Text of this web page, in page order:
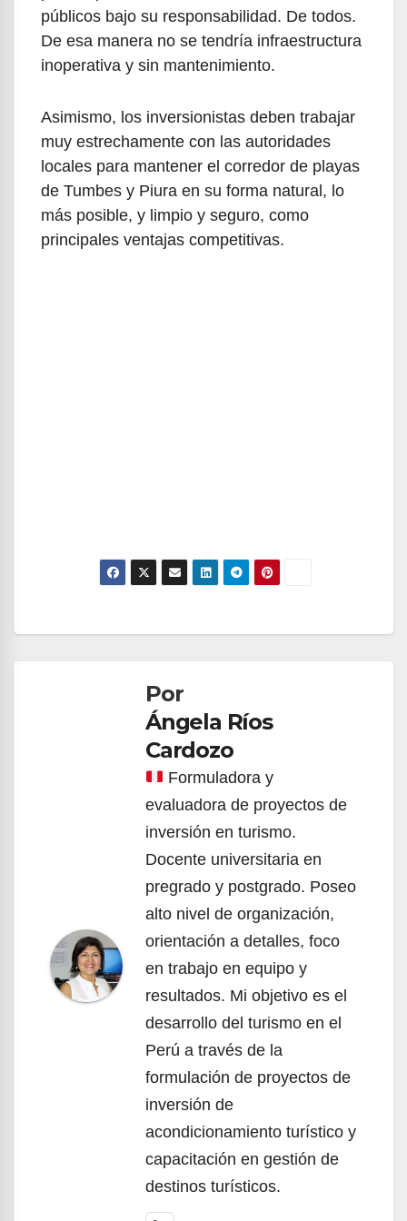
públicos bajo su responsabilidad. De todos.
De esa manera no se tendría infraestructura
inoperativa y sin mantenimiento.
Asimismo, los inversionistas deben trabajar
muy estrechamente con las autoridades
locales para mantener el corredor de playas
de Tumbes y Piura en su forma natural, lo
más posible, y limpio y seguro, como
principales ventajas competitivas.
entradasPor
Ángela Ríos
Cardozo
Formuladora y
evaluadora de proyectos de
inversión en turismo.
Docente universitaria en
pregrado y postgrado. Poseo
alto nivel de organización,
orientación a detalles, foco
en trabajo en equipo y
resultados. Mi objetivo es el
desarrollo del turismo en el
Perú a través de la
formulación de proyectos de
inversión de
acondicionamiento turístico y
capacitación en gestión de
destinos turísticos.